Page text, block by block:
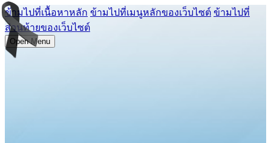
ข้ามไปที่เนื้อหาหลัก ข้ามไปที่เมนูหลักของเว็บไซต์ ข้ามไปที่
ส่วนท้ายของเว็บไซต์
Open Menu